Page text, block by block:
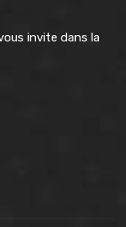
invite dans la